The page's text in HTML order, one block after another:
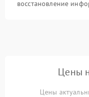
восстановление
Цены
Цены